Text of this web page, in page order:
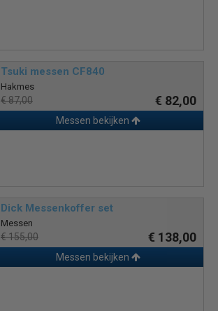
Tsuki messen CF840
Hakmes
€ 87,00 € 82,00
Messen bekijken
Dick Messenkoffer set
Messen
€ 155,00 € 138,00
Messen bekijken